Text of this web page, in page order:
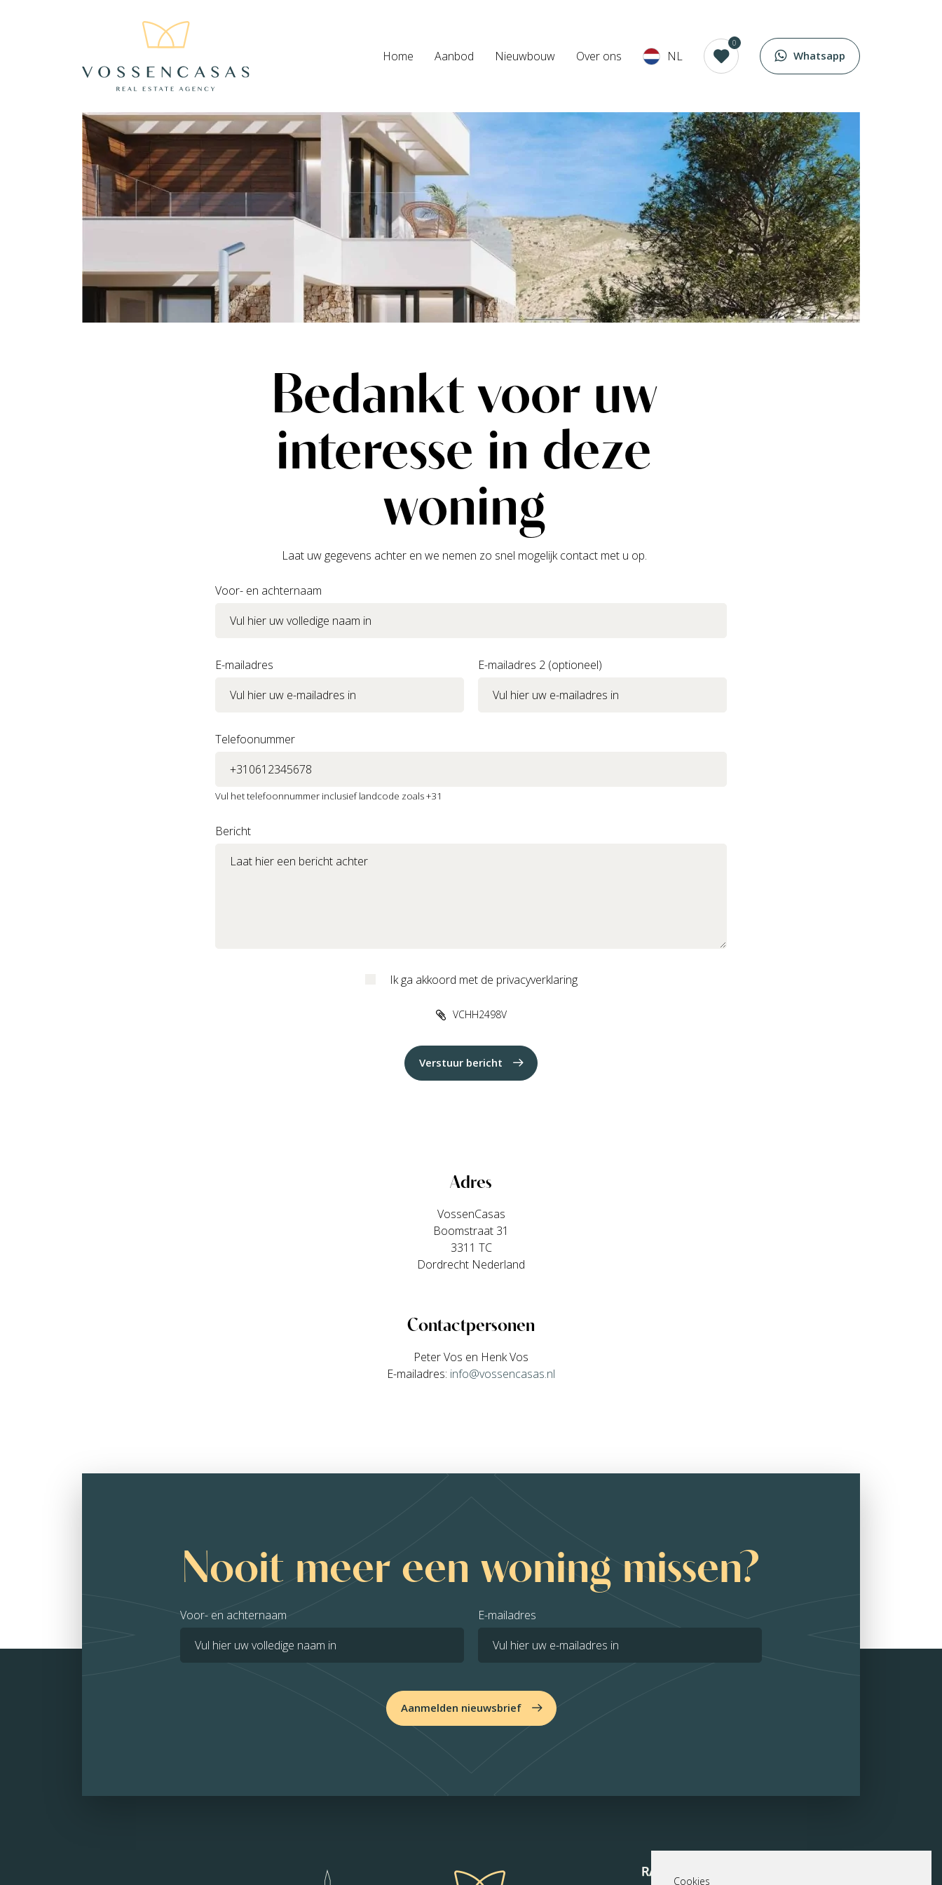
Home Aanbod Nieuwbouw Over ons NL
0
Whatsapp
Bedankt voor uw
interesse in deze
woning
Laat uw gegevens achter en we nemen zo snel mogelijk contact met u op.
Voor- en achternaam
E-mailadres E-mailadres 2 (optioneel)
Telefoonummer
Vul het telefoonnummer inclusief landcode zoals +31
Bericht
Ik ga akkoord met de privacyverklaring
VCHH2498V
Verstuur bericht
Adres
VossenCasas
Boomstraat 31
3311 TC
Dordrecht Nederland
Contactpersonen
Peter Vos en Henk Vos
E-mailadres: info@vossencasas.nl
Nooit meer een woning missen?
Voor- en achternaam E-mailadres
Aanmelden nieuwsbrief
Cookies